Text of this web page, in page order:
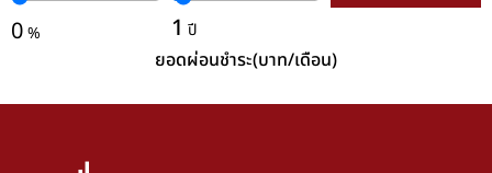
0% 1 ปี
ยอดผ่อนชำระ(บาท/เดือน)